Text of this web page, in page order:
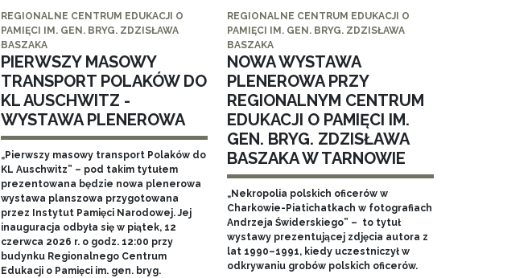
REGIONALNE CENTRUM EDUKACJI O
PAMIĘCI IM. GEN. BRYG. ZDZISŁAWA
BASZAKA
PIERWSZY MASOWY
TRANSPORT POLAKÓW DO
KL AUSCHWITZ -
WYSTAWA PLENEROWA
„Pierwszy masowy transport Polaków do
KL Auschwitz” – pod takim tytułem
prezentowana będzie nowa plenerowa
wystawa planszowa przygotowana
przez Instytut Pamięci Narodowej. Jej
inauguracja odbyła się w piątek, 12
czerwca 2026 r. o godz. 12:00 przy
budynku Regionalnego Centrum
Edukacji o Pamięci im. gen. bryg.
REGIONALNE CENTRUM EDUKACJI O
PAMIĘCI IM. GEN. BRYG. ZDZISŁAWA
BASZAKA
NOWA WYSTAWA
PLENEROWA PRZY
REGIONALNYM CENTRUM
EDUKACJI O PAMIĘCI IM.
GEN. BRYG. ZDZISŁAWA
BASZAKA W TARNOWIE
„Nekropolia polskich oficerów w
Charkowie-Piatichatkach w fotografiach
Andrzeja Świderskiego” – to tytuł
wystawy prezentującej zdjęcia autora z
lat 1990–1991, kiedy uczestniczył w
odkrywaniu grobów polskich oficerów.